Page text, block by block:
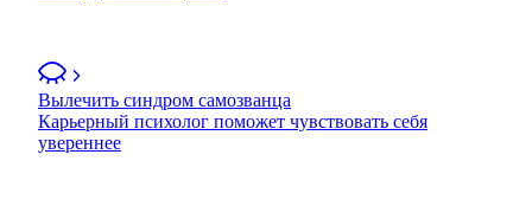
Вылечить синдром самозванца
Карьерный психолог поможет чувствовать себя
увереннее